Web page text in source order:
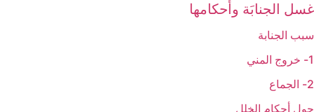
غسل الجنابَة وأحكامها
سبب الجنابة
1- خروج المني
2- الجماع
حول أحكام الخلل